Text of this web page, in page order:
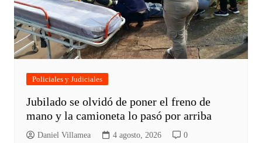
Policiales y Judiciales
Jubilado se olvidó de poner el freno de
mano y la camioneta lo pasó por arriba
Daniel Villamea 4 agosto, 2026 0